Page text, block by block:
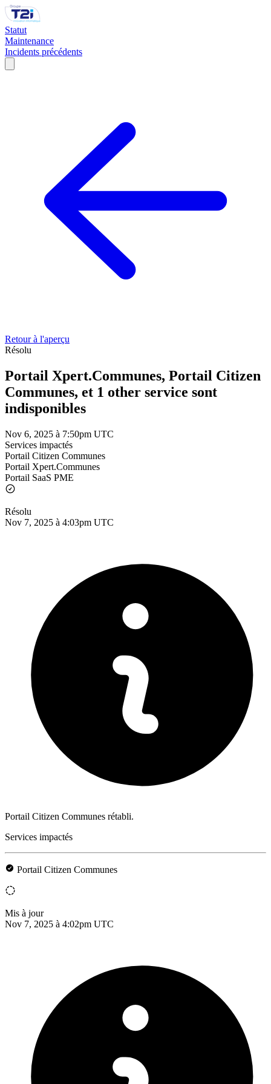
Statut
Maintenance
Incidents précédents
Retour à l'aperçu
Résolu
Portail Xpert.Communes, Portail Citizen
Communes, et 1 other service sont
indisponibles
Nov 6, 2025 à 7:50pm UTC
Services impactés
Portail Citizen Communes
Portail Xpert.Communes
Portail SaaS PME
Résolu
Nov 7, 2025 à 4:03pm UTC
Portail Citizen Communes rétabli.
Services impactés
Portail Citizen Communes
Mis à jour
Nov 7, 2025 à 4:02pm UTC